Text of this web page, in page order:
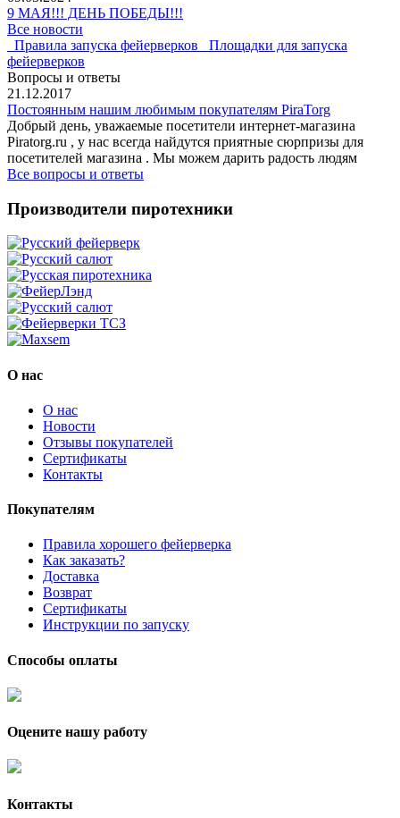
9 МАЯ!!! ДЕНЬ ПОБЕДЫ!!!
Все новости
Правила запуска фейерверков
Площадки для запуска
фейерверков
Вопросы и ответы
21.12.2017
Постоянным нашим любимым покупателям PiraTorg
Добрый день, уважаемые посетители интернет-магазина
Piratorg.ru , у нас всегда найдутся приятные сюрпризы для
посетителей магазина . Мы можем дарить радость людям
Все вопросы и ответы
Производители пиротехники
О нас
О нас
Новости
Отзывы покупателей
Сертификаты
Контакты
Покупателям
Правила хорошего фейерверка
Как заказать?
Доставка
Возврат
Сертификаты
Инструкции по запуску
Способы оплаты
Оцените нашу работу
Контакты